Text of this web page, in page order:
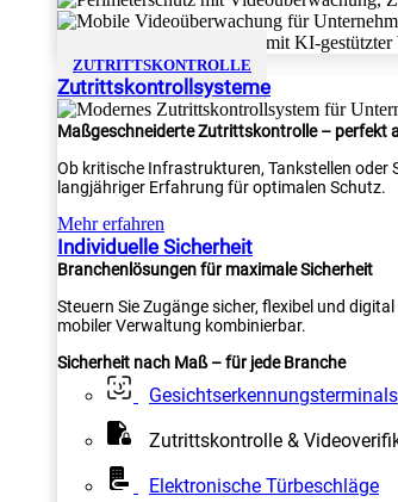
ZUTRITTSKONTROLLE
Zutrittskontrollsysteme
Maßgeschneiderte Zutrittskontrolle – perfekt
Ob kritische Infrastrukturen, Tankstellen oder
langjähriger Erfahrung für optimalen Schutz.
Mehr erfahren
Individuelle Sicherheit
Branchenlösungen für maximale Sicherheit
Steuern Sie Zugänge sicher, flexibel und
mobiler Verwaltung kombinierbar.
Sicherheit nach Maß – für jede Branche
Gesichtserkennungsterminals
Zutrittskontrolle &
Elektronische Türbeschläge